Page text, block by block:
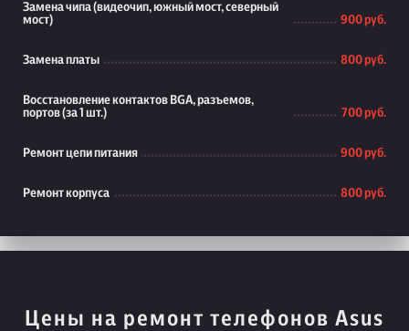
Замена чипа (видеочип, южный мост, северный
мост)
900 руб.
Замена платы 800 руб.
Восстановление контактов BGA, разъемов,
портов (за 1 шт.)
700 руб.
Ремонт цепи питания 900 руб.
Ремонт корпуса 800 руб.
Цены на ремонт телефонов Asus